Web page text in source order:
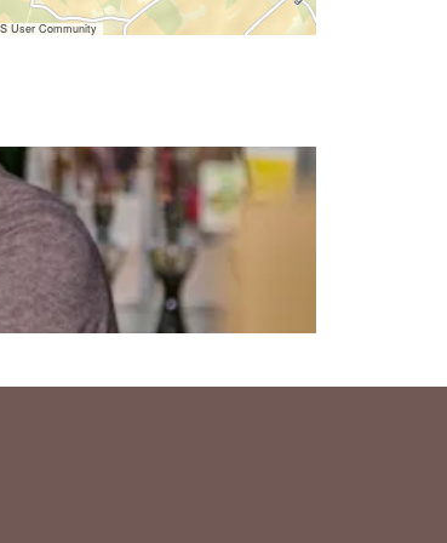
User Community